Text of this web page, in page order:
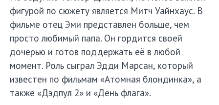
фигурой по сюжету является Митч Уайнхаус. В
фильме отец Эми представлен больше, чем
просто любимый папа. Он гордится своей
дочерью и готов поддержать её в любой
момент. Роль сыграл Эдди Марсан, который
известен по фильмам «Атомная блондинка», а
также «Дэдпул 2» и «День флага».